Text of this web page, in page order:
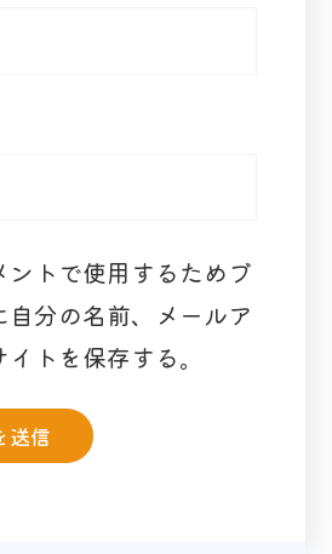
ントで使用するためブ
自分の名前、メールア
イトを保存する。